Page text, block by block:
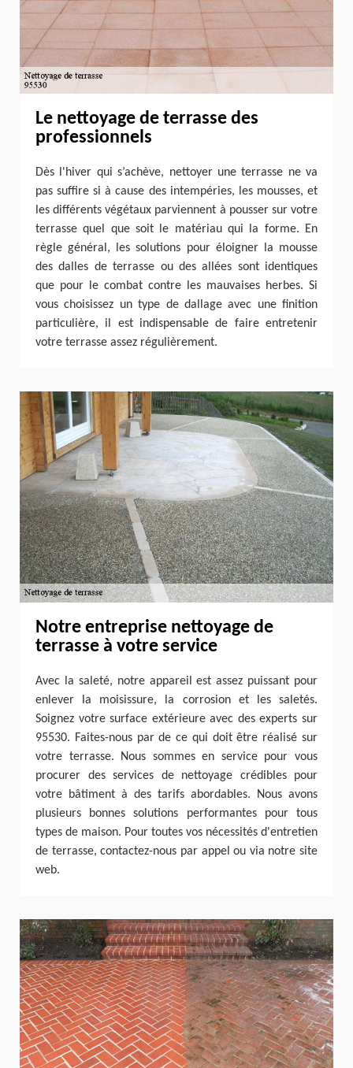
Le nettoyage de terrasse des
professionnels
Dès l'hiver qui s’achève, nettoyer une terrasse ne va
pas suffire si à cause des intempéries, les mousses, et
les différents végétaux parviennent à pousser sur votre
terrasse quel que soit le matériau qui la forme. En
règle général, les solutions pour éloigner la mousse
des dalles de terrasse ou des allées sont identiques
que pour le combat contre les mauvaises herbes. Si
vous choisissez un type de dallage avec une finition
particulière, il est indispensable de faire entretenir
votre terrasse assez régulièrement.
Notre entreprise nettoyage de
terrasse à votre service
Avec la saleté, notre appareil est assez puissant pour
enlever la moisissure, la corrosion et les saletés.
Soignez votre surface extérieure avec des experts sur
95530. Faites-nous par de ce qui doit être réalisé sur
votre terrasse. Nous sommes en service pour vous
procurer des services de nettoyage crédibles pour
votre bâtiment à des tarifs abordables. Nous avons
plusieurs bonnes solutions performantes pour tous
types de maison. Pour toutes vos nécessités d'entretien
de terrasse, contactez-nous par appel ou via notre site
web.